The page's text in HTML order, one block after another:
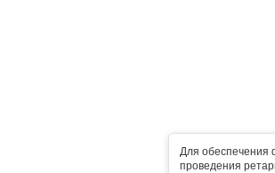
Для обеспечения
проведения